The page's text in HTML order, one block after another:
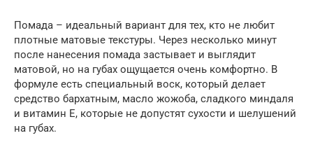
Помада – идеальный вариант для тех, кто не любит
плотные матовые текстуры. Через несколько минут
после нанесения помада застывает и выглядит
матовой, но на губах ощущается очень комфортно. В
формуле есть специальный воск, который делает
средство бархатным, масло жожоба, сладкого миндаля
и витамин E, которые не допустят сухости и шелушений
на губах.